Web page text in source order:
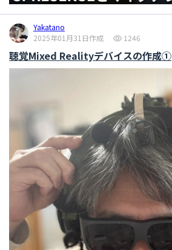
Yakatano
2025年01月31日作成
1246
聴覚Mixed Realityデバイスの作成①